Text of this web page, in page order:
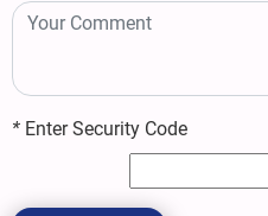
* Enter Security Code